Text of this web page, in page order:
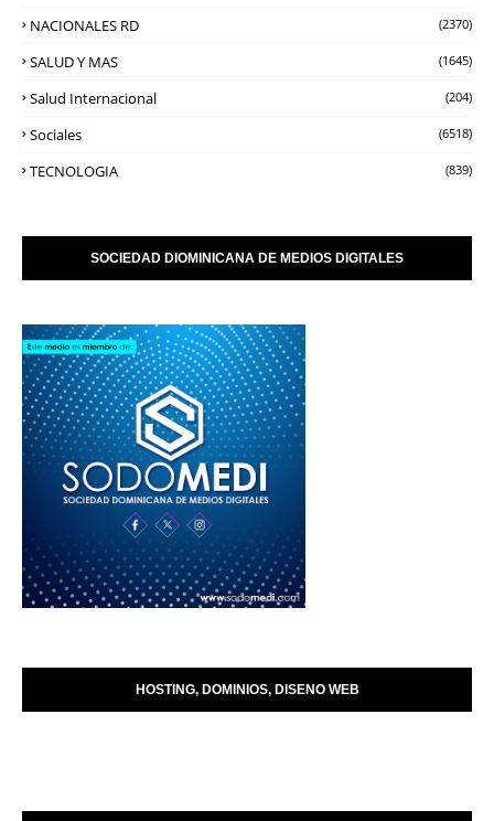
NACIONALES RD (2370)
SALUD Y MAS (1645)
Salud Internacional (204)
Sociales (6518)
TECNOLOGIA (839)
SOCIEDAD DIOMINICANA DE MEDIOS DIGITALES
HOSTING, DOMINIOS, DISENO WEB